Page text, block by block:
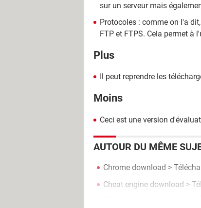
sur un serveur mais
Protocoles : comme on l'a dit,
FTP et FTPS. Cela permet à
Plus
Il peut reprendre les
Moins
Ceci est une version
AUTOUR DU MÊME
Chrome download >
Cheat engine download >